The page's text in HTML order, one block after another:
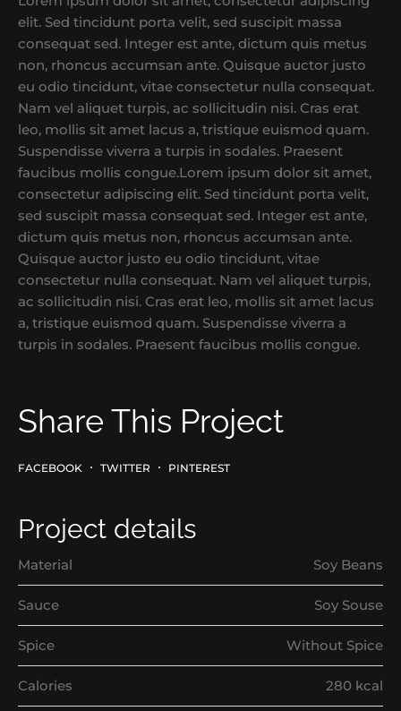
elit. Sed tincidunt porta velit, sed suscipit massa
consequat sed. Integer est ante, dictum quis metus
non, rhoncus accumsan ante. Quisque auctor justo
eu odio tincidunt, vitae consectetur nulla consequat.
Nam vel aliquet turpis, ac sollicitudin nisi. Cras erat
leo, mollis sit amet lacus a, tristique euismod quam.
Suspendisse viverra a turpis in sodales. Praesent
faucibus mollis congue.Lorem ipsum dolor sit amet,
consectetur adipiscing elit. Sed tincidunt porta velit,
sed suscipit massa consequat sed. Integer est ante,
dictum quis metus non, rhoncus accumsan ante.
Quisque auctor justo eu odio tincidunt, vitae
consectetur nulla consequat. Nam vel aliquet turpis,
ac sollicitudin nisi. Cras erat leo, mollis sit amet lacus
a, tristique euismod quam. Suspendisse viverra a
turpis in sodales. Praesent faucibus mollis congue.
Share This Project
FACEBOOK TWITTER PINTEREST
Project details
Material Soy Beans
Sauce Soy Souse
Spice Without Spice
Calories 280 kcal